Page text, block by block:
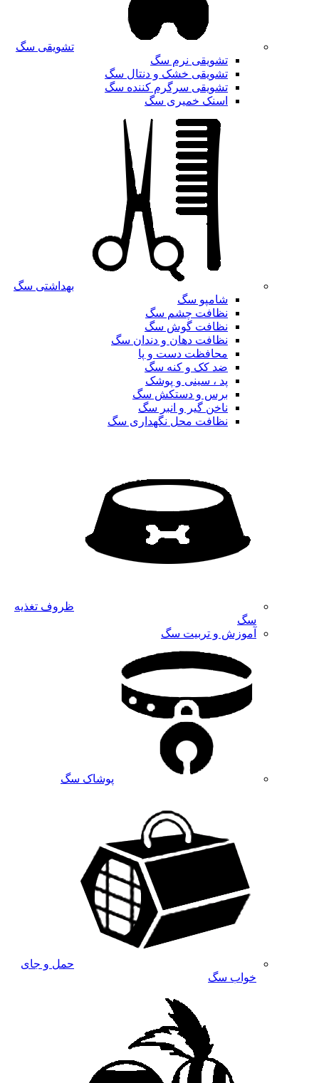
تشویقی سگ
تشویقی نرم سگ
تشویقی خشک و دنتال سگ
تشویقی سرگرم کننده سگ
اسنک خمیری سگ
بهداشتی سگ
شامپو سگ
نظافت چشم سگ
نظافت گوش سگ
نظافت دهان و دندان سگ
محافظت دست و پا
ضد کک و کنه سگ
پد ، سینی و پوشک
برس و دستکش سگ
ناخن گیر و انبر سگ
نظافت محل نگهداری سگ
ظروف تغذیه
سگ
آموزش و تربیت سگ
پوشاک سگ
حمل و جای
خواب سگ